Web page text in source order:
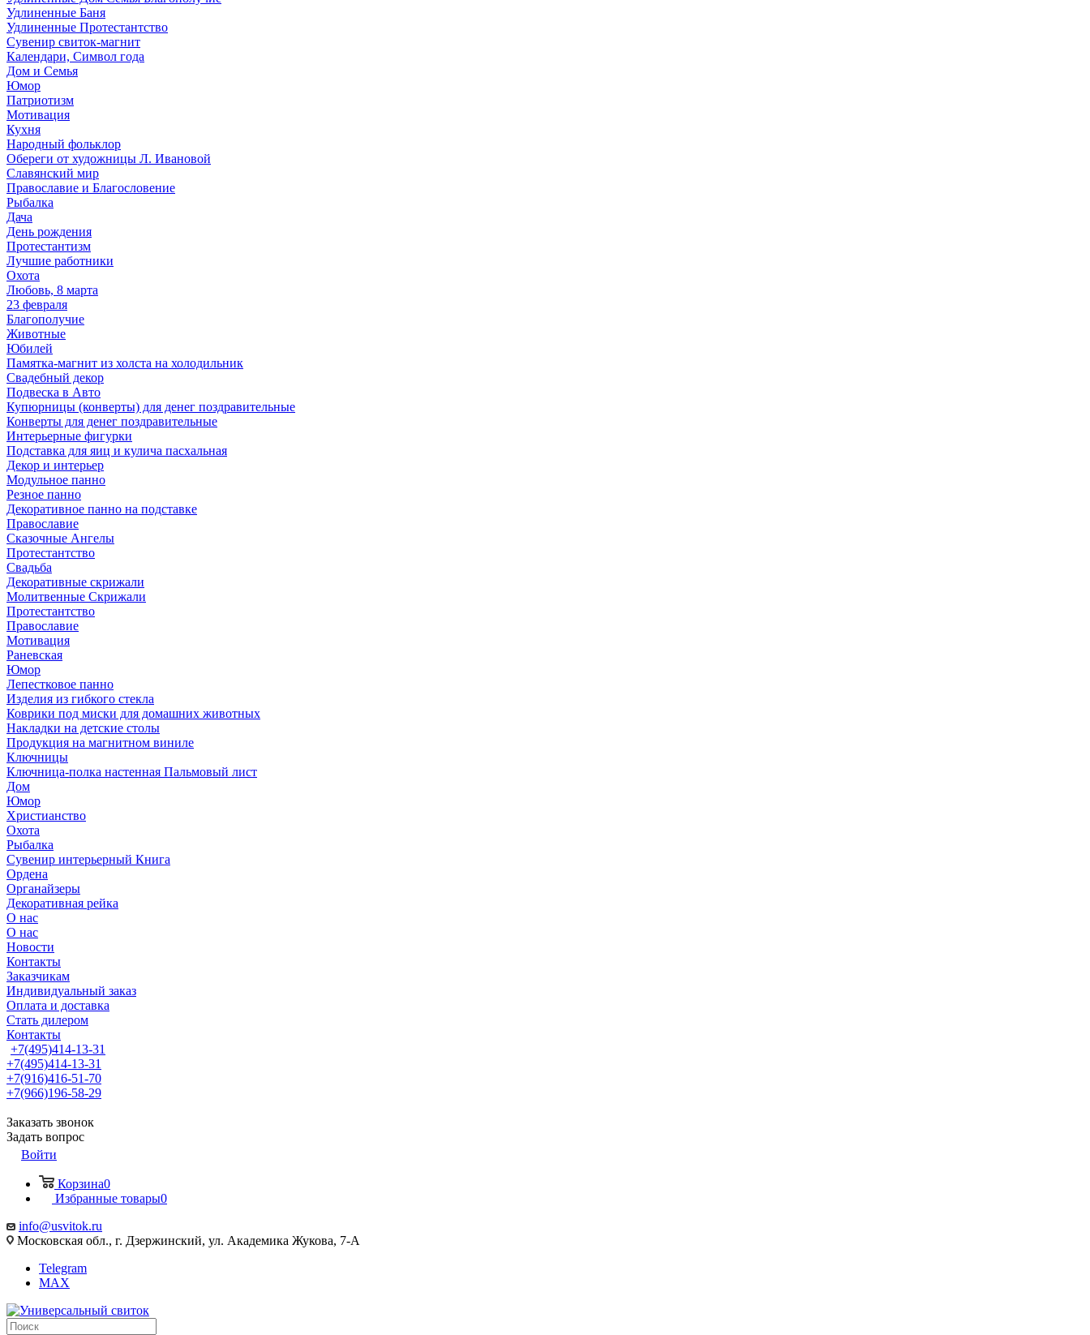
Удлиненные Баня
Удлиненные Протестантство
Сувенир свиток-магнит
Календари, Символ года
Дом и Семья
Юмор
Патриотизм
Мотивация
Кухня
Народный фольклор
Обереги от художницы Л. Ивановой
Славянский мир
Православие и Благословение
Рыбалка
Дача
День рождения
Протестантизм
Лучшие работники
Охота
Любовь, 8 марта
23 февраля
Благополучие
Животные
Юбилей
Памятка-магнит из холста на холодильник
Свадебный декор
Подвеска в Авто
Купюрницы (конверты) для денег поздравительные
Конверты для денег поздравительные
Интерьерные фигурки
Подставка для яиц и кулича пасхальная
Декор и интерьер
Модульное панно
Резное панно
Декоративное панно на подставке
Православие
Сказочные Ангелы
Протестантство
Свадьба
Декоративные скрижали
Молитвенные Скрижали
Протестантство
Православие
Мотивация
Раневская
Юмор
Лепестковое панно
Изделия из гибкого стекла
Коврики под миски для домашних животных
Накладки на детские столы
Продукция на магнитном виниле
Ключницы
Ключница-полка настенная Пальмовый лист
Дом
Юмор
Христианство
Охота
Рыбалка
Сувенир интерьерный Книга
Ордена
Органайзеры
Декоративная рейка
О нас
О нас
Новости
Контакты
Заказчикам
Индивидуальный заказ
Оплата и доставка
Стать дилером
Контакты
+7(495)414-13-31
+7(495)414-13-31
+7(916)416-51-70
+7(966)196-58-29
Заказать звонок
Задать вопрос
Войти
Корзина0
Избранные товары0
info@usvitok.ru
Московская обл., г. Дзержинский, ул. Академика Жукова, 7-А
Telegram
MAX